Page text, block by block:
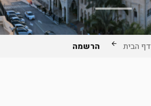
דף הבית הרשמה